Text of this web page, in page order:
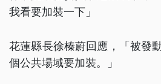
我看要加裝一下」
花蓮縣長徐榛蔚回應，「被發
個公共場域要加裝。」